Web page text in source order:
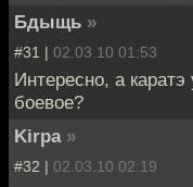
Бдыщь »
#31 | 02.03.10 01:53
Интересно, а
боевое?
Kirpa »
#32 | 02.03.10 02:19